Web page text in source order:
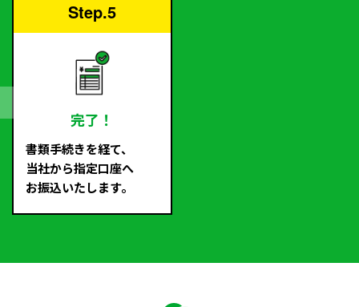
Step.5
完了！
書類手続きを経て、
当社から指定口座へ
お振込いたします。